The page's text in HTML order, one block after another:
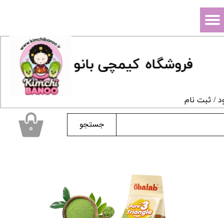
فروشگاه کیمچی بانو
جستجو
/ ثبت نام
حساب کاربری من
سفارشات
۰